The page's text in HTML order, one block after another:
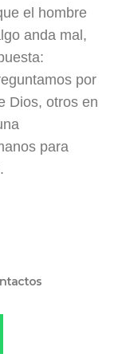
el hombre
anda mal,
por
Dios, otros en
para